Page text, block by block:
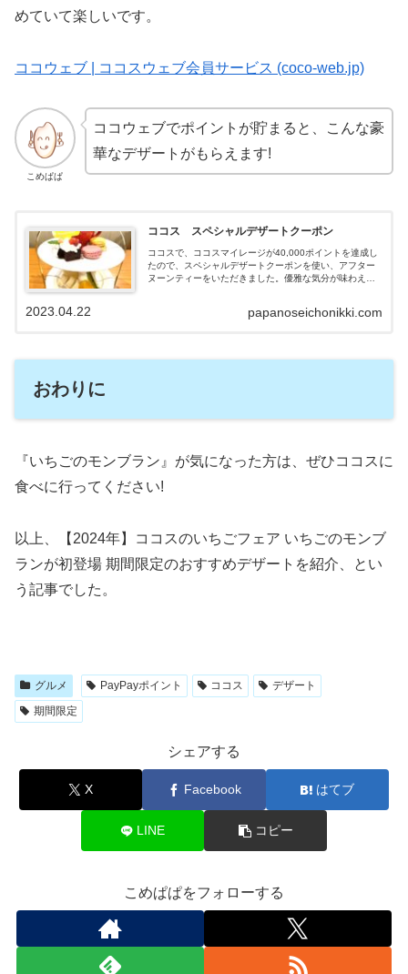
めていて楽しいです。
ココウェブ | ココスウェブ会員サービス (coco-web.jp)
こめぱぱ
ココウェブでポイントが貯まると、こんな豪
華なデザートがもらえます!
ココス スペシャルデザートクーポン
ココスで、ココスマイレージが40,000ポイントを達成し
たので、スペシャルデザートクーポンを使い、アフター
ヌーンティーをいただきました。優雅な気分が味わえた
papanoseichonikki.com
2023.04.22
おわりに
『いちごのモンブラン』が気になった方は、ぜひココスに
食べに行ってください!
以上、【2024年】ココスのいちごフェア いちごのモンブ
ランが初登場 期間限定のおすすめデザートを紹介、とい
う記事でした。
グルメ PayPayポイント ココス
デザート
期間限定
シェアする
X Facebook はてブ
LINE コピー
こめぱぱをフォローする